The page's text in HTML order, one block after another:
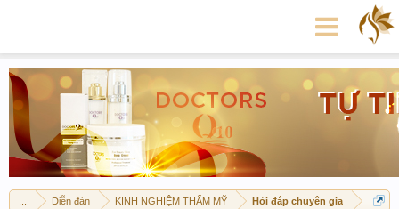
Diễn đàn KINH NGHIỆM THẨM MỸ Hỏi đáp chuyên gia